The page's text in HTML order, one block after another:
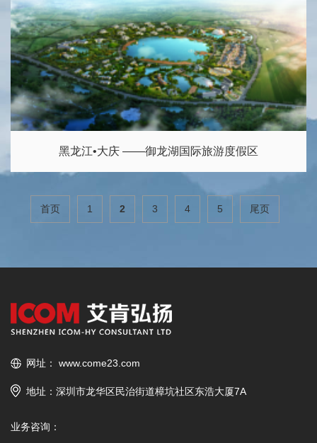
黑龙江•大庆 ——御龙湖国际旅游度假区
首页 1 2 3 4 5 尾页
网址： www.come23.com
地址：深圳市龙华区民治街道樟坑社区东浩大厦7A
业务咨询：